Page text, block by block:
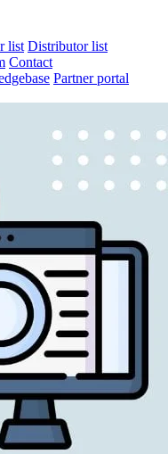
list Distributor list
Contact
Partner portal